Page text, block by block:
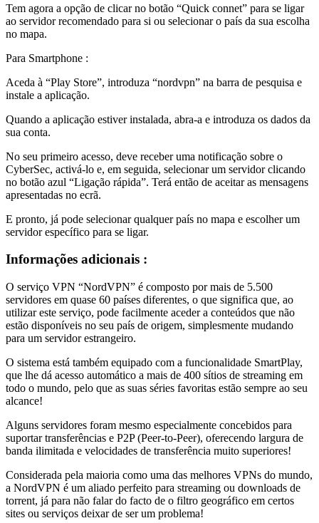
Tem agora a opção de clicar no botão “Quick connet” para se ligar
ao servidor recomendado para si ou selecionar o país da sua escolha
no mapa.
Para Smartphone :
Aceda à “Play Store”, introduza “nordvpn” na barra de pesquisa e
instale a aplicação.
Quando a aplicação estiver instalada, abra-a e introduza os dados da
sua conta.
No seu primeiro acesso, deve receber uma notificação sobre o
CyberSec, activá-lo e, em seguida, selecionar um servidor clicando
no botão azul “Ligação rápida”. Terá então de aceitar as mensagens
apresentadas no ecrã.
E pronto, já pode selecionar qualquer país no mapa e escolher um
servidor específico para se ligar.
Informações adicionais :
O serviço VPN “NordVPN” é composto por mais de 5.500
servidores em quase 60 países diferentes, o que significa que, ao
utilizar este serviço, pode facilmente aceder a conteúdos que não
estão disponíveis no seu país de origem, simplesmente mudando
para um servidor estrangeiro.
O sistema está também equipado com a funcionalidade SmartPlay,
que lhe dá acesso automático a mais de 400 sítios de streaming em
todo o mundo, pelo que as suas séries favoritas estão sempre ao seu
alcance!
Alguns servidores foram mesmo especialmente concebidos para
suportar transferências e P2P (Peer-to-Peer), oferecendo largura de
banda ilimitada e velocidades de transferência muito superiores!
Considerada pela maioria como uma das melhores VPNs do mundo,
a NordVPN é um aliado perfeito para streaming ou downloads de
torrent, já para não falar do facto de o filtro geográfico em certos
sites ou serviços deixar de ser um problema!